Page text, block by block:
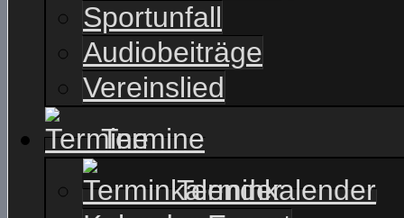
Sportunfall
Audiobeiträge
Vereinslied
Termine
Terminkalender